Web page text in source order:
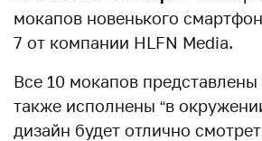
мокапов новенького
7 от компании HLFN Media.
Все 10 мокапов
также исполнены “в
дизайн будет отлично